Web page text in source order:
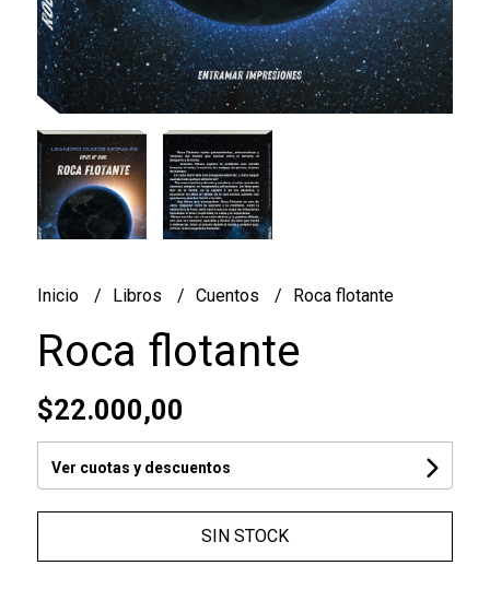
Inicio Libros Cuentos Roca flotante
Roca flotante
$22.000,00
Ver cuotas y descuentos
SIN STOCK